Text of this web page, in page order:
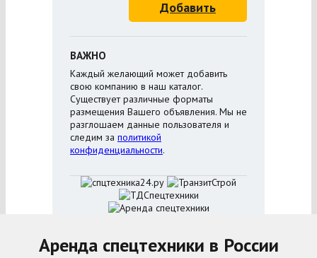
Добавить
ВАЖНО
Каждый желающий может добавить
свою компанию в наш каталог.
Существует различные форматы
размещения Вашего объявления. Мы не
разглошаем данные пользователя и
следим за политикой
конфиденциальности.
Аренда спецтехники в России